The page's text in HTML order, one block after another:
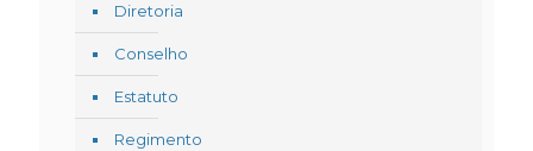
Diretoria
Conselho
Estatuto
Regimento